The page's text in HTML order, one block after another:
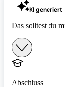
KI generiert
Das solltest du
Abschluss